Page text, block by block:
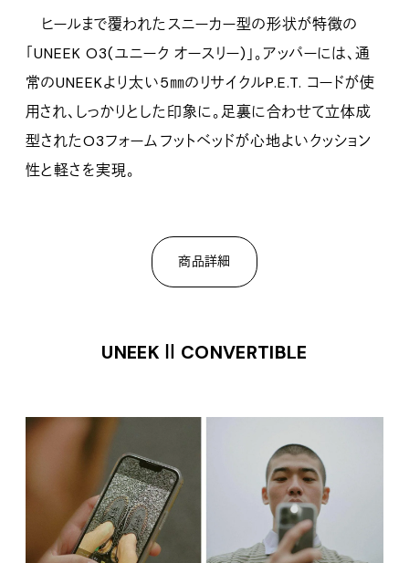
ヒールまで覆われたスニーカー型の形状が特徴の
「UNEEK O3(ユニーク オースリー)」。アッパーには、通
常のUNEEKより太い5㎜のリサイクルP.E.T. コードが使
用され、しっかりとした印象に。足裏に合わせて立体成
型されたO3フォームフットベッドが心地よいクッション
性と軽さを実現。
商品詳細
UNEEK Ⅱ CONVERTIBLE